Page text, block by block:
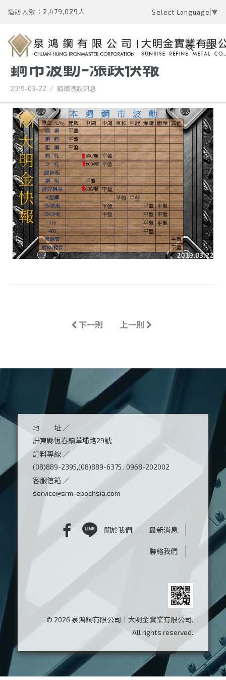
造訪人數：2,479,029人 Select Language ▼
鋼市波動-漲跌快報
2019-03-22 / 鋼鐵漲跌訊息
下一則Previous上一則 Next
地 址 ／
屏東縣恆春鎮草埔路29號
訂料專線 ／
(08)889-2395,(08)889-6375 , 0968-202002
客服信箱 ／
service@srm-epochsia.com
關於我們 最新消息
聯絡我們
© 2026 泉鴻鋼有限公司｜大明金實業有限公司.
All rights reserved.